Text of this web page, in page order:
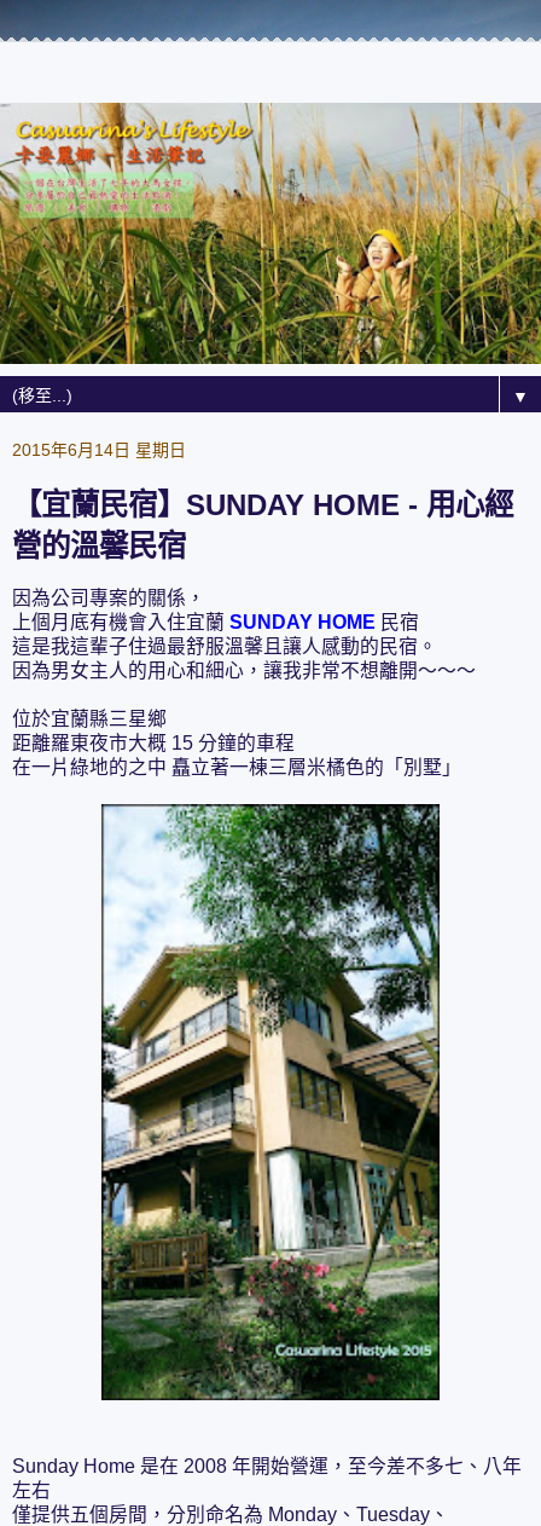
▼
2015年6月14日 星期日
【宜蘭民宿】SUNDAY HOME - 用心經
營的溫馨民宿
因為公司專案的關係，
上個月底有機會入住宜蘭 SUNDAY HOME 民宿
這是我這輩子住過最舒服溫馨且讓人感動的民宿。
因為男女主人的用心和細心，讓我非常不想離開～～～
位於宜蘭縣三星鄉
距離羅東夜市大概 15 分鐘的車程
在一片綠地的之中 矗立著一棟三層米橘色的「別墅」
Sunday Home 是在 2008 年開始營運，至今差不多七、八年
左右
僅提供五個房間，分別命名為 Monday、Tuesday、